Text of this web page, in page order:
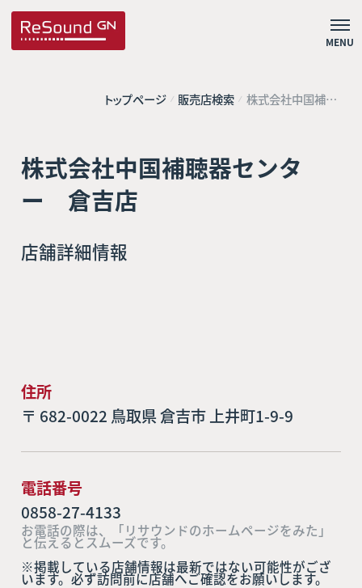
MENU
トップページ 販売店検索 株式会社中国補聴
器センター 倉吉
株式会社中国補聴器センタ
ー 倉吉店
店舗詳細情報
住所
〒 682-0022 鳥取県 倉吉市 上井町1-9-9
電話番号
0858-27-4133
お電話の際は、「リサウンドのホームページをみた」
と伝えるとスムーズです。
※掲載している店舗情報は最新ではない可能性がござ
います。必ず訪問前に店舗へご確認をお願いします。